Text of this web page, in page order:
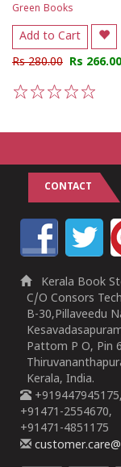
Green Books
Add to Cart
Rs 280.00 Rs 266.00
CONTACT
Kerala Book
C/O Consors
B-30,Pillaveedu
Pattom P O, Pin
Kerala, India.
+919447945175,
+91471-2554670,
+91471-4851175